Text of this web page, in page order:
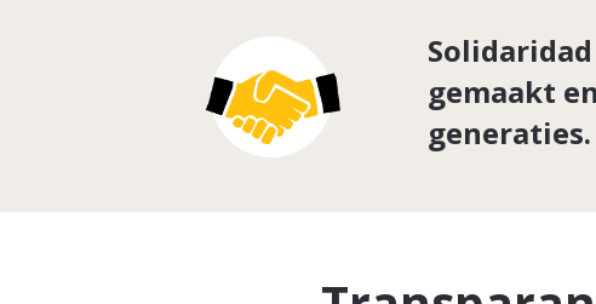
gemaakt